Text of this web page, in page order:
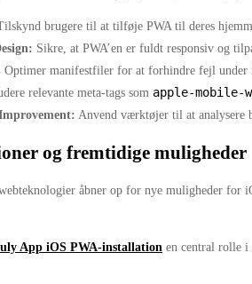
brugere til at tilføje PWA til deres
Sikre, at PWA’en er fuldt responsiv og
Optimer manifestfiler for at forhindre fejl under
relevante meta-tags som apple-mobile-
Anvend værktøjer til at analysere
og fremtidige muligheder
åbner op for nye muligheder
App iOS PWA-installation en central rolle i